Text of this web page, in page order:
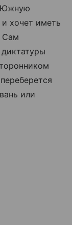
Южную
хочет иметь
Сам
или